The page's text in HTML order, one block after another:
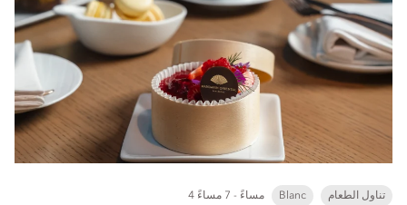
تناول الطعام Blanc 4 مساءً - 7 مساءً